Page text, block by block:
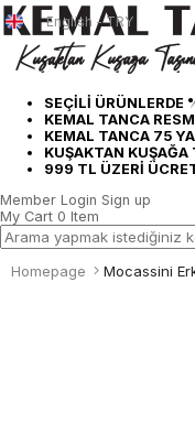
SEÇİLİ ÜRÜNLERDE
KEMAL TANCA
KEMAL TANCA 75
KUŞAKTAN KUŞAĞA
999 TL ÜZERİ
English - TRY
Member Login Sign up
My Cart 0 Item
Homepage